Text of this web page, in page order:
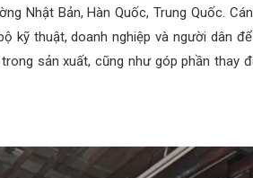
Nhật Bản, Hàn Quốc, Trung Quốc.
kỹ thuật, doanh nghiệp và người dân
sản xuất, cũng như góp phần thay